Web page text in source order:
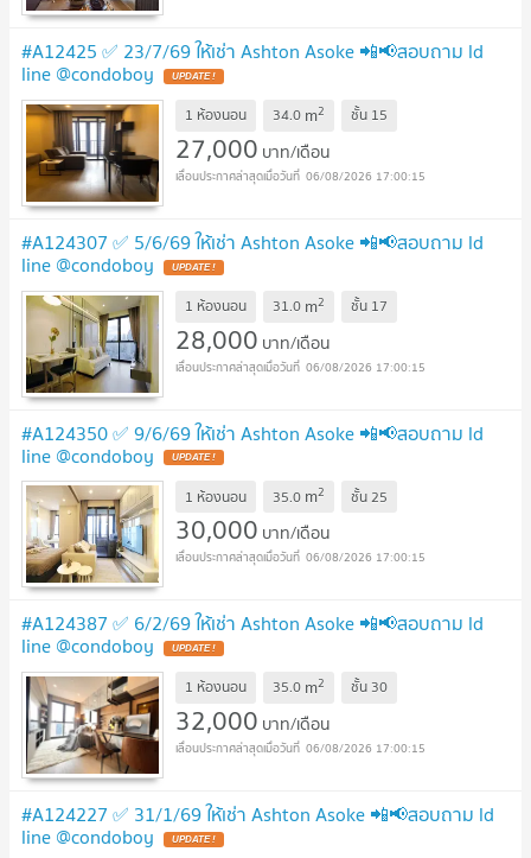
#A12425 ✅ 23/7/69 ให้เช่า Ashton Asoke 📲📢สอบถาม ld
line @condoboy UPDATE !
1 ห้องนอน 34.0 m2 ชั้น 15
27,000 บาท/เดือน
06/08/2026 17:00:15
#A124307 ✅ 5/6/69 ให้เช่า Ashton Asoke 📲📢สอบถาม ld
line @condoboy UPDATE !
1 ห้องนอน 31.0 m2 ชั้น 17
28,000 บาท/เดือน
06/08/2026 17:00:15
#A124350 ✅ 9/6/69 ให้เช่า Ashton Asoke 📲📢สอบถาม ld
line @condoboy UPDATE !
1 ห้องนอน 35.0 m2 ชั้น25
30,000 บาท/เดือน
06/08/2026 17:00:15
#A124387 ✅ 6/2/69 ให้เช่า Ashton Asoke 📲📢สอบถาม ld
line @condoboy UPDATE !
1 ห้องนอน 35.0 m2 ชั้น 30
32,000 บาท/เดือน
06/08/2026 17:00:15
#A124227 ✅ 31/1/69 ให้เช่า Ashton Asoke 📲📢สอบถาม ld
line @condoboy UPDATE !